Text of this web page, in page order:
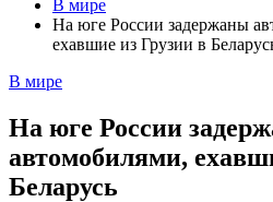
В мире
На юге России задержаны
ехавшие из Грузии в
В мире
На юге России
автомобилями,
Беларусь